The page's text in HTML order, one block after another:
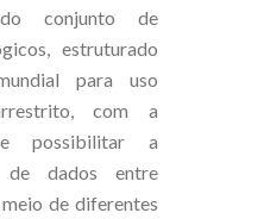
conjunto de
estruturado
para uso
com a
possibilitar a
de dados entre
de diferentes